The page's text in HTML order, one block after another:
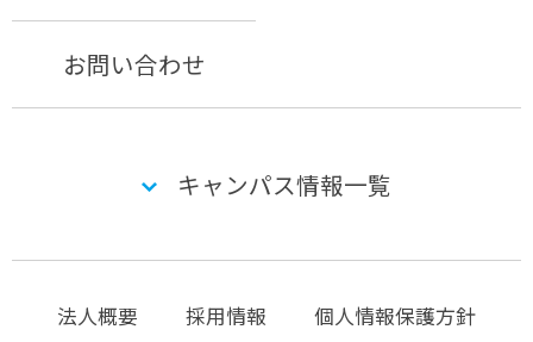
お問い合わせ
キャンパス情報一覧
法人概要 採用情報
個人情報保護方針